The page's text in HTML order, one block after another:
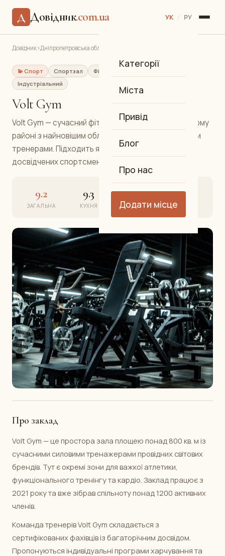
Д Довідник.com.ua УК / РУ
Категорії
Міста
Привід
Блог
Про нас
Додати місце
Довідник›Дніпропетровська обл.
💫 Спорт Спортзал
Фітнес, Силові тренування
Індустріальний
Volt Gym
Volt Gym — сучасний фітнес-центр в Індустріальному
районі з найновішим обладнанням та досвідченими
тренерами. Підходить як для початківців, так і для
досвідчених спортсменів.
9.2
ЗАГАЛЬНА
9.3
КУХНЯ
9.1
АТМОСФЕРА
9.2
СЕРВІС
Про заклад
Volt Gym — це простора зала площею понад 800 кв. м із
сучасними силовими тренажерами провідних світових
брендів. Тут є окремі зони для важкої атлетики,
функціонального тренінгу та кардіо. Заклад працює з
2021 року та вже зібрав спільноту понад 1200 активних
членів.
Команда тренерів Volt Gym складається з
сертифікованих фахівців із багаторічним досвідом.
Пропонуються індивідуальні програми харчування та